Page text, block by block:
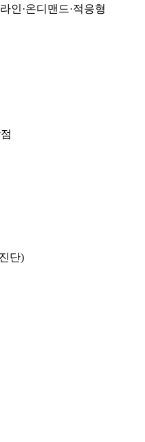
인·온디맨드·적응형
단)